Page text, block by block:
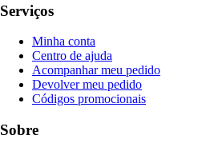
Serviços
Minha conta
Centro de ajuda
Acompanhar meu pedido
Devolver meu pedido
Códigos promocionais
Sobre